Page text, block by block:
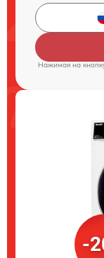
Нажимая на
-